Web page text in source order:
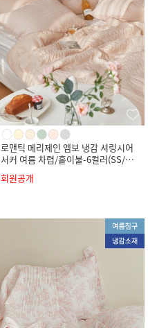
로맨틱 메리제인 엠보 냉감 셔링시어
서커 여름 차렵/홑이불-6컬러(SS/Q/
K)
회원공개